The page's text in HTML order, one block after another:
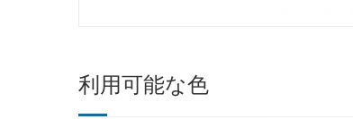
利用可能な色